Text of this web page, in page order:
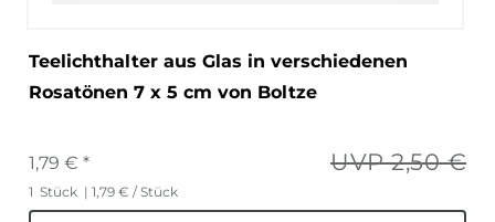
Teelichthalter aus Glas in verschiedenen
Rosatönen 7 x 5 cm von Boltze
UVP 2,50 €
1,79 € *
1 Stück | 1,79 € / Stück